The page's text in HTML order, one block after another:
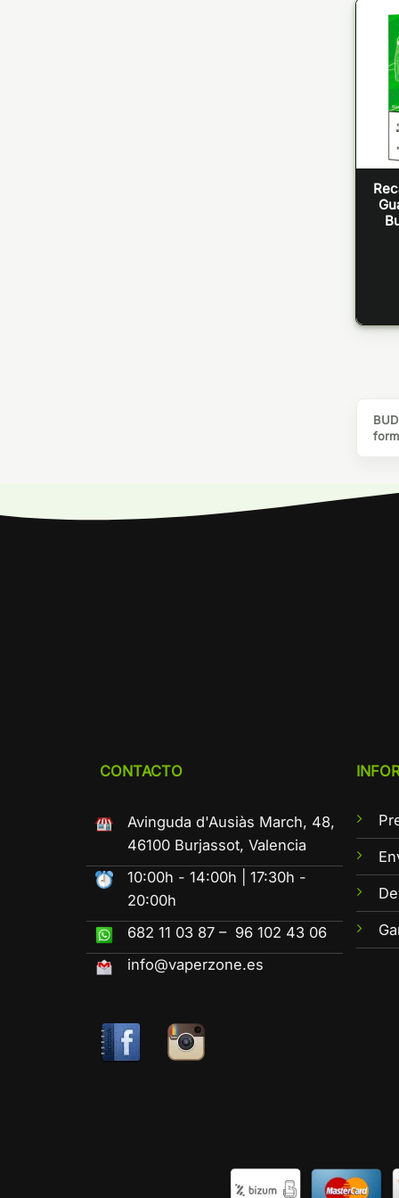
CONTACTO
Avinguda d'Ausiàs March, 48,
46100 Burjassot, Valencia
10:00h - 14:00h | 17:30h -
20:00h
682 11 03 87 – 96 102 43 06
info@vaperzone.es